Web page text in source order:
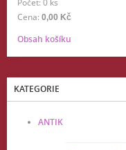
Počet: 0 ks
Cena: 0,00 Kč
Obsah košíku
KATEGORIE
ANTIK